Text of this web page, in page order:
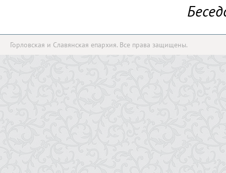
Горловская и Славянская епархия. Все права защищены.